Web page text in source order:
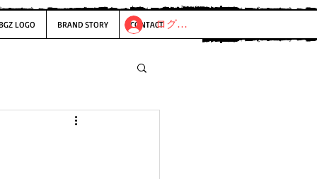
LOGO BRAND STORY CONTACTログイン